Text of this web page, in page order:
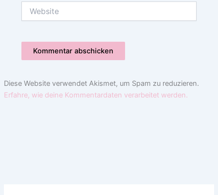
Diese Website verwendet Akismet, um Spam zu reduzieren.
Erfahre, wie deine Kommentardaten verarbeitet werden.